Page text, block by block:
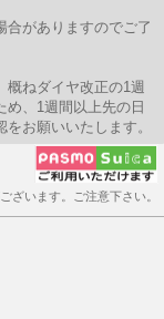
がありますのでご了
ねダイヤ改正の1週
め、1週間以上先の日
お願いいたします。
ざいます。ご注意下さい。